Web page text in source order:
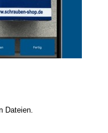
Dateien.